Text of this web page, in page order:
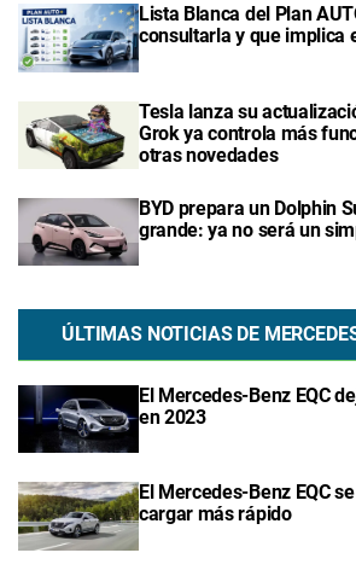
Lista Blanca del Plan
consultarla y que implica
Tesla lanza su
Grok ya controla más
otras novedades
BYD prepara un Dolphin
grande: ya no será un
ÚLTIMAS NOTICIAS DE
El Mercedes-Benz EQC
en 2023
El Mercedes-Benz EQC
cargar más rápido